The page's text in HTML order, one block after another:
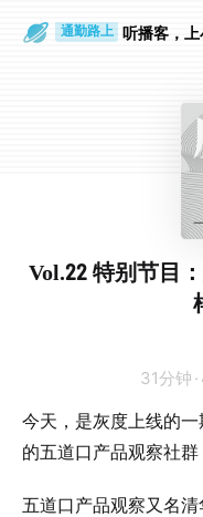
通勤路上 听播客，上
Vol.22 特别节目
31分钟 ·
今天，是灰度上线的
的五道口产品观察社群
五道口产品观察又名